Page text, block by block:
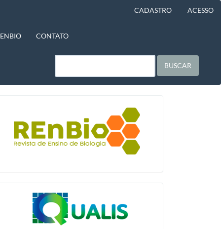
CADASTRO ACESSO
CONTATO
BUSCAR
qualis